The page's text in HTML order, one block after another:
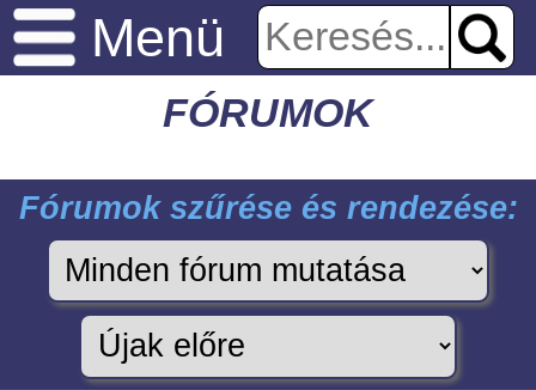
Menü
FÓRUMOK
Fórumok szűrése és rendezése: